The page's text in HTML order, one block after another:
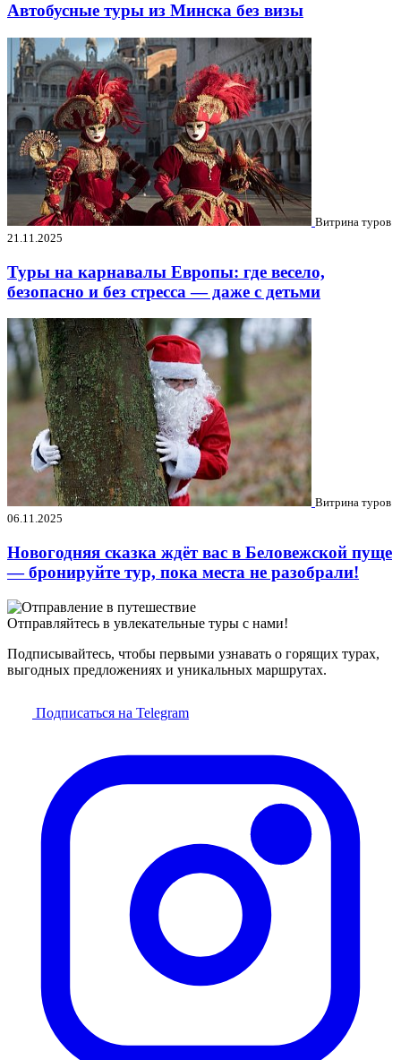
Автобусные туры из Минска без визы
Витрина туров
21.11.2025
Туры на карнавалы Европы: где весело,
безопасно и без стресса — даже с детьми
Витрина туров
06.11.2025
Новогодняя сказка ждёт вас в Беловежской пуще
— бронируйте тур, пока места не разобрали!
Отправляйтесь в увлекательные туры с нами!
Подписывайтесь, чтобы первыми узнавать о горящих турах,
выгодных предложениях и уникальных маршрутах.
Подписаться на Telegram